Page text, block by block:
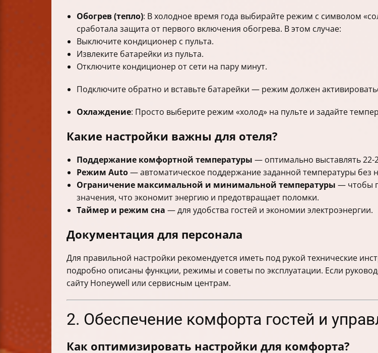
Обогрев (тепло): В холодное время года выбирайте режим с символом
сработала защита от первого включения обогрева. В этом случае:
Выключите кондиционер с пульта.
Извлеките батарейки из пульта.
Отключите кондиционер от сети на пару минут.
Подключите обратно и вставьте батарейки — режим должен
Охлаждение: Просто выберите режим «холод» на пульте и задайте
Какие настройки важны для отеля?
Поддержание комфортной температуры — оптимально выставлять 22-
Режим Auto— автоматическое поддержание заданной температуры без
Ограничение максимальной и минимальной температуры — чтобы
значения, что экономит энергию и предотвращает поломки.
Таймер и режим сна — для удобства гостей и экономии электроэнергии.
Документация для персонала
Для правильной настройки рекомендуется иметь под рукой технические
подробно описаны функции, режимы и советы по эксплуатации. Если
сайту Honeywell или сервисным центрам.
2. Обеспечение комфорта гостей и
Как оптимизировать настройки для комфорта?